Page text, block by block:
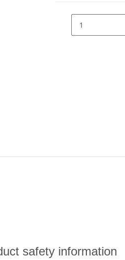
safety information